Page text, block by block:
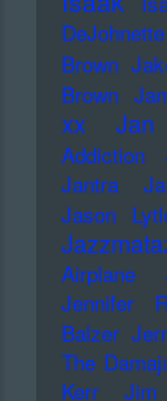
DeJohnette
Brown
Brown
xx
Addiction
Jantra
Jason
Airplane
Jennifer
Balzer
The
Kerr